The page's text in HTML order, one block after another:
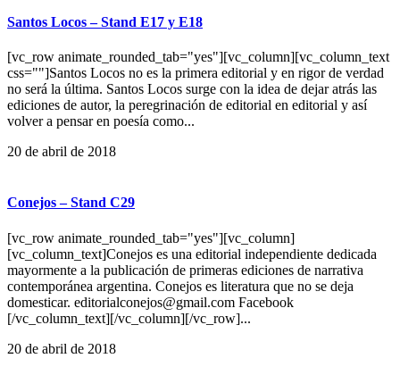
Santos Locos – Stand E17 y E18
[vc_row animate_rounded_tab="yes"][vc_column][vc_column_text
css=""]Santos Locos no es la primera editorial y en rigor de verdad
no será la última. Santos Locos surge con la idea de dejar atrás las
ediciones de autor, la peregrinación de editorial en editorial y así
volver a pensar en poesía como...
20 de abril de 2018
Conejos – Stand C29
[vc_row animate_rounded_tab="yes"][vc_column]
[vc_column_text]Conejos es una editorial independiente dedicada
mayormente a la publicación de primeras ediciones de narrativa
contemporánea argentina. Conejos es literatura que no se deja
domesticar. editorialconejos@gmail.com Facebook
[/vc_column_text][/vc_column][/vc_row]...
20 de abril de 2018